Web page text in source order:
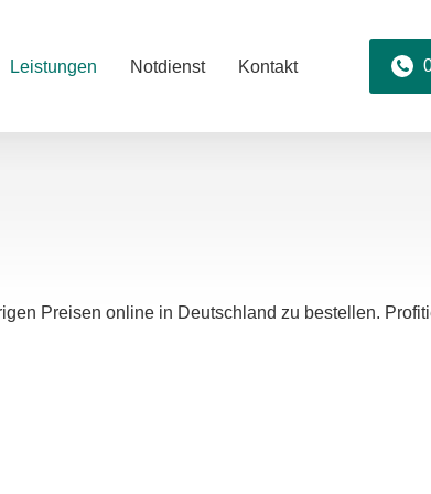
Leistungen Notdienst Kontakt
Preisen online in Deutschland zu bestellen.